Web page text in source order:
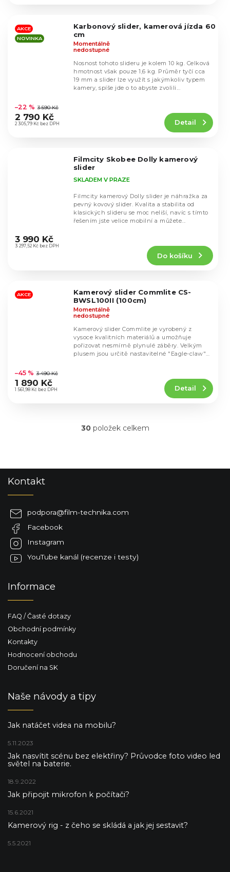
hvězdiček.
AKCE
NOVINKA
Karbonový slider, kamerová jízda 60
cm
hodnocení
produktu
je
Momentálně
nedostupné
2 305,79 Kč bez DPH
–22 % 3 590 Kč
2 790 Kč Detail
Nosnost tohoto slideru je kolem 10 kg. Celková
hmotnost však pouze 1,6 kg. Průměr tyčí cca
19 mm a slider lze využít s jakýmkoliv typem
kamery, spíše jde o to abyste zvolili...
Filmcity Skobee Dolly kamerový
slider
hodnocení
produktu
hvězdiček.
SKLADEM V PRAZE
3 297,52 Kč bez DPH
3 990 Kč
Do košíku
Filmcity kamerový Dolly slider je náhražka za
pevný kovový slider. Kvalita a stabilita od
klasických slideru se moc neliší, navíc s tímto
řešením jste velice mobilní a můžete...
AKCE
Kamerový slider Commlite CS-
BWSL100II (100cm)
hodnocení
produktu
je
Momentálně
nedostupné
1 561,98 Kč bez DPH
–45 % 3 490 Kč
1 890 Kč Detail
Kamerový slider Commlite je vyrobený z
vysoce kvalitních materiálů a umožňuje
pořizovat nesmírně plynulé záběry. Velkým
plusem jsou určitě nastavitelné "Eagle-claw"
O
d
p
v
30položek celkem
Kontakt
podpora@film-technika.com
Facebook
Instagram
YouTube kanál (recenze i testy)
Informace
FAQ / Časté dotazy
Obchodní podmínky
Kontakty
Hodnocení obchodu
Doručení na SK
Naše návody a tipy
Jak natáčet videa na mobilu?
5.11.2023
Jak nasvítit scénu bez elektřiny? Průvodce foto video led
světel na baterie.
18.9.2022
Jak připojit mikrofon k počítači?
15.6.2021
Kamerový rig - z čeho se skládá a jak jej sestavit?
5.5.2021